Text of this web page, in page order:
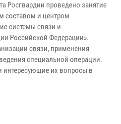
Росгвардии проведено занятие
составом и центром
системы связи и
Российской Федерации».
связи, применения
специальной операции.
интересующие их вопросы в